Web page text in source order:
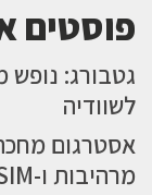
פוסטים
לשוודיה
אסטרגום
מרהיבות ו-eSIM להונגריה